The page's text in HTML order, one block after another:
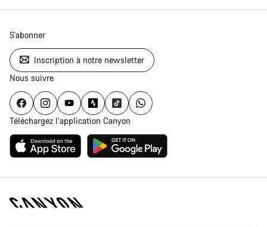
S'abonner
Inscription à notre newsletter
Nous suivre
Téléchargez l’application Canyon